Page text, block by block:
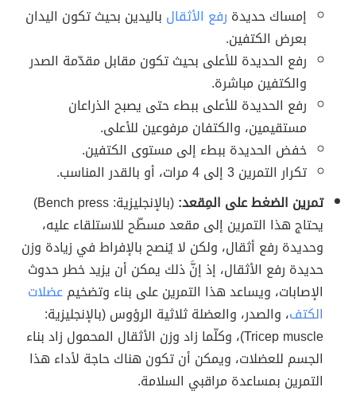
إمساك حديدة رفع الأثقال باليدين بحيث تكون اليدان
بعرض الكتفين.
رفع الحديدة للأعلى بحيث تكون مقابل مقدّمة الصدر
والكتفين مباشرة.
رفع الحديدة للأعلى ببطء حتى يصبح الذراعان
مستقيمين، والكتفان مرفوعين للأعلى.
خفض الحديدة ببطء إلى مستوى الكتفين.
تكرار التمرين 3 إلى 4 مرات، أو بالقدر المناسب.
تمرين الضغط على المِقعد:
(بالإنجليزية: Bench press)
يحتاج هذا التمرين إلى مقعد مسطّح للاستلقاء عليه،
وحديدة رفع أثقال، ولكن لا يُنصح بالإفراط في زيادة وزن
حديدة رفع الأثقال، إذ إنَّ ذلك يمكن أن يزيد خطر حدوث
الإصابات، ويساعد هذا التمرين على بناء وتضخيمعضلات
الكتف، والصدر، والعضلة ثلاثية الرؤوس (بالإنجليزية:
Tricep muscle)، وكلّما زاد وزن الأثقال المحمول زاد بناء
الجسم للعضلات، ويمكن أن تكون هناك حاجة لأداء هذا
التمرين بمساعدة مراقبي السلامة.